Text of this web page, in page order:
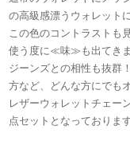
の高級感漂うウォレット
この色のコントラストも
使う度に≪味≫も出てきま
ジーンズとの相性も抜群
方など、どんな方にでも
レザーウォレットチェー
点セットとなっておりま